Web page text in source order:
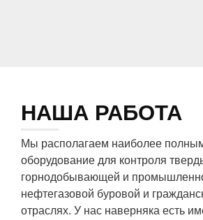
НАША РАБОТА
Мы располагаем наиболее
оборудование для контроля
горнодобывающей и
нефтегазовой буровой и
отраслях. У нас наверняка есть